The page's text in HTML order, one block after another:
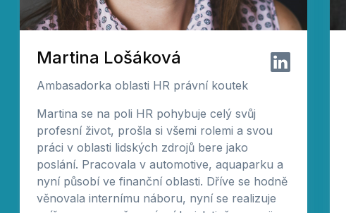
Martina Lošáková
Ambasadorka oblasti HR právní koutek
Martina se na poli HR pohybuje celý svůj
profesní život, prošla si všemi rolemi a svou
práci v oblasti lidských zdrojů bere jako
poslání. Pracovala v automotive, aquaparku a
nyní působí ve finanční oblasti. Dříve se hodně
věnovala internímu náboru, nyní se realizuje